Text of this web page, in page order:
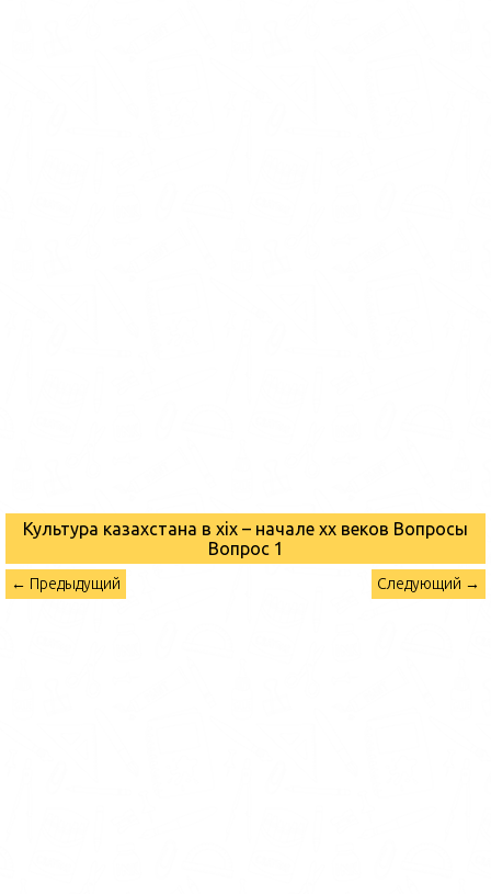
Культура казахстана в xix – начале хх веков Вопросы
Вопрос 1
← Предыдущий Следующий →